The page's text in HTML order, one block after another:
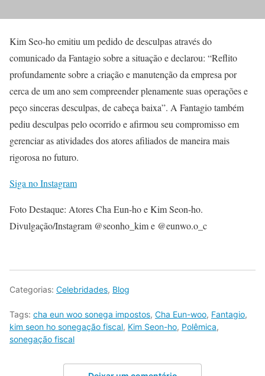
Kim Seo-ho emitiu um pedido de desculpas através do
comunicado da Fantagio sobre a situação e declarou: “Reflito
profundamente sobre a criação e manutenção da empresa por
cerca de um ano sem compreender plenamente suas operações e
peço sinceras desculpas, de cabeça baixa”. A Fantagio também
pediu desculpas pelo ocorrido e afirmou seu compromisso em
gerenciar as atividades dos atores afiliados de maneira mais
rigorosa no futuro.
Siga no Instagram
Foto Destaque: Atores Cha Eun-ho e Kim Seon-ho.
Divulgação/Instagram @seonho_kim e @eunwo.o_c
Categorias: Celebridades, Blog
Tags: cha eun woo sonega impostos, Cha Eun-woo, Fantagio,
kim seon ho sonegação fiscal, Kim Seon-ho, Polêmica,
sonegação fiscal